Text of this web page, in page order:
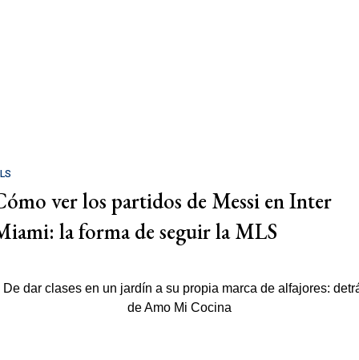
ver los partidos de Messi en Inter
la forma de seguir la MLS